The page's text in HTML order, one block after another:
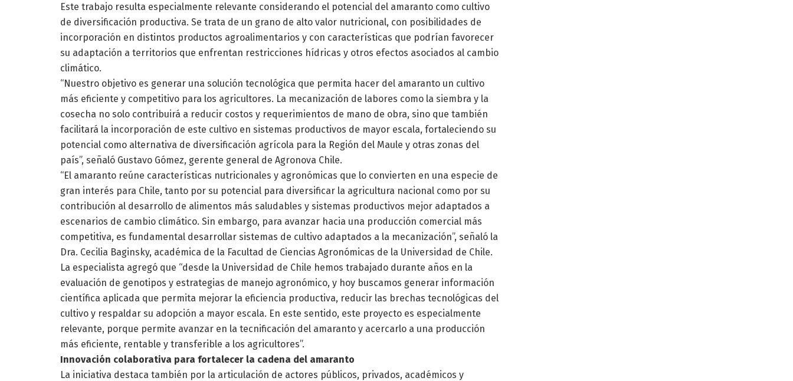
Este trabajo resulta especialmente relevante considerando el potencial del amaranto como cultivo
de diversificación productiva. Se trata de un grano de alto valor nutricional, con posibilidades de
incorporación en distintos productos agroalimentarios y con características que podrían favorecer
su adaptación a territorios que enfrentan restricciones hídricas y otros efectos asociados al cambio
climático.
“Nuestro objetivo es generar una solución tecnológica que permita hacer del amaranto un cultivo
más eficiente y competitivo para los agricultores. La mecanización de labores como la siembra y la
cosecha no solo contribuirá a reducir costos y requerimientos de mano de obra, sino que también
facilitará la incorporación de este cultivo en sistemas productivos de mayor escala, fortaleciendo su
potencial como alternativa de diversificación agrícola para la Región del Maule y otras zonas del
país”, señaló Gustavo Gómez, gerente general de Agronova Chile.
“El amaranto reúne características nutricionales y agronómicas que lo convierten en una especie de
gran interés para Chile, tanto por su potencial para diversificar la agricultura nacional como por su
contribución al desarrollo de alimentos más saludables y sistemas productivos mejor adaptados a
escenarios de cambio climático. Sin embargo, para avanzar hacia una producción comercial más
competitiva, es fundamental desarrollar sistemas de cultivo adaptados a la mecanización”, señaló la
Dra. Cecilia Baginsky, académica de la Facultad de Ciencias Agronómicas de la Universidad de Chile.
La especialista agregó que “desde la Universidad de Chile hemos trabajado durante años en la
evaluación de genotipos y estrategias de manejo agronómico, y hoy buscamos generar información
científica aplicada que permita mejorar la eficiencia productiva, reducir las brechas tecnológicas del
cultivo y respaldar su adopción a mayor escala. En este sentido, este proyecto es especialmente
relevante, porque permite avanzar en la tecnificación del amaranto y acercarlo a una producción
más eficiente, rentable y transferible a los agricultores”.
Innovación colaborativa para fortalecer la cadena del amaranto
La iniciativa destaca también por la articulación de actores públicos, privados, académicos y